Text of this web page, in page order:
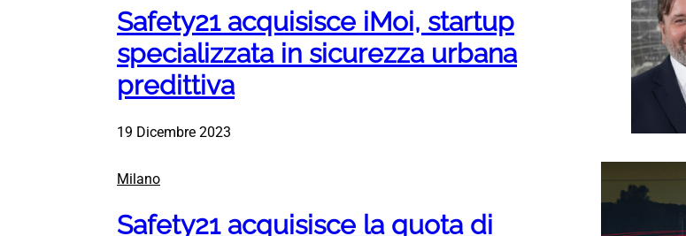
Safety21 acquisisce iMoi, startup
specializzata in sicurezza urbana
predittiva
19 Dicembre 2023
Milano
Safety21 acquisisce la quota di